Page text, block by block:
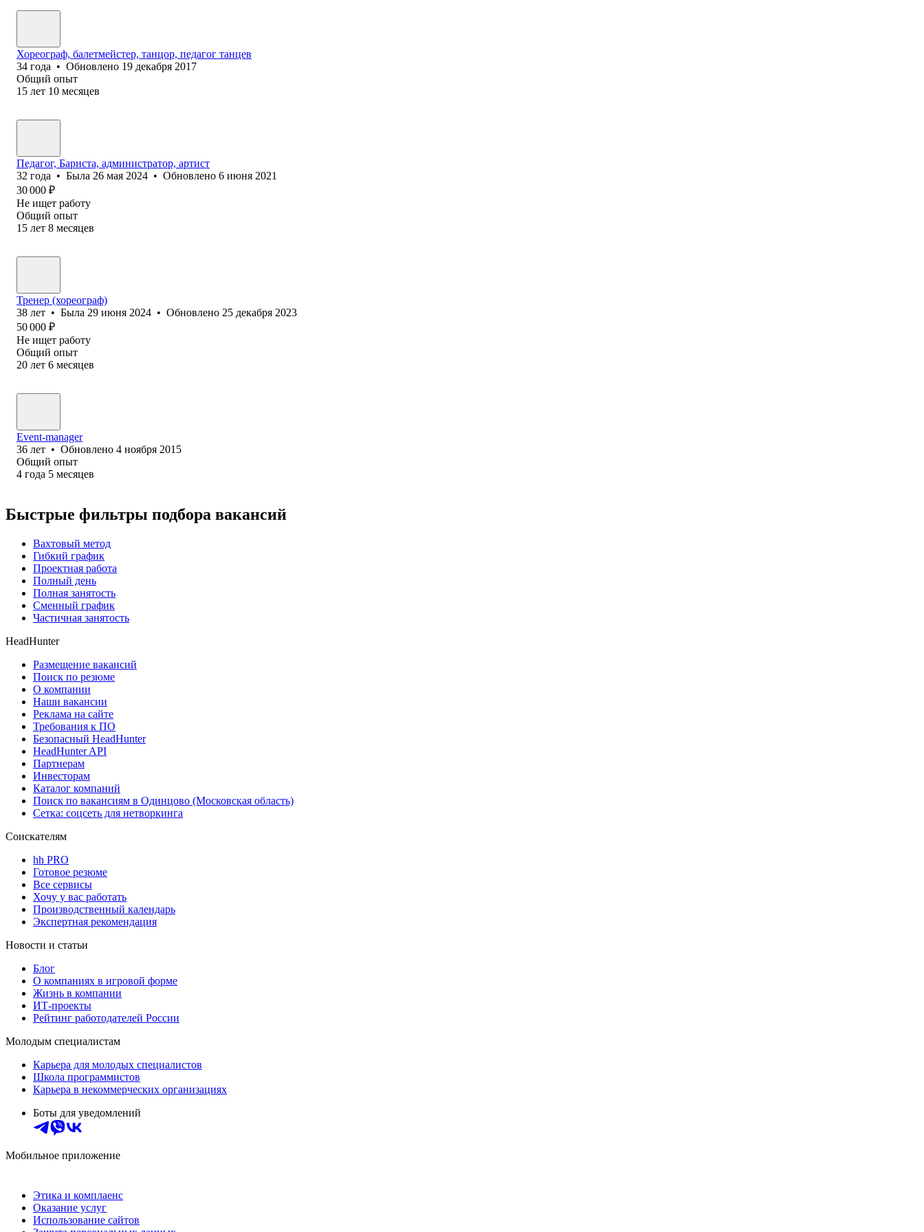
Хореограф, балетмейстер, танцор, педагог танцев
34 года • Обновлено 19 декабря 2017
Общий опыт
15 лет 10 месяцев
Педагог, Бариста, администратор, артист
32 года • Была 26 мая 2024 • Обновлено 6 июня 2021
30 000 ₽
Не ищет работу
Общий опыт
15 лет 8 месяцев
Тренер (хореограф)
38 лет • Была 29 июня 2024 • Обновлено 25 декабря 2023
50 000 ₽
Не ищет работу
Общий опыт
20 лет 6 месяцев
Event-manager
36 лет • Обновлено 4 ноября 2015
Общий опыт
4 года 5 месяцев
Быстрые фильтры подбора вакансий
Вахтовый метод
Гибкий график
Проектная работа
Полный день
Полная занятость
Сменный график
Частичная занятость
HeadHunter
Размещение вакансий
Поиск по резюме
О компании
Наши вакансии
Реклама на сайте
Требования к ПО
Безопасный HeadHunter
HeadHunter API
Партнерам
Инвесторам
Каталог компаний
Поиск по вакансиям в Одинцово (Московская область)
Сетка: соцсеть для нетворкинга
Соискателям
hh PRO
Готовое резюме
Все сервисы
Хочу у вас работать
Производственный календарь
Экспертная рекомендация
Новости и статьи
Блог
О компаниях в игровой форме
Жизнь в компании
ИТ-проекты
Рейтинг работодателей России
Молодым специалистам
Карьера для молодых специалистов
Школа программистов
Карьера в некоммерческих организациях
Боты для уведомлений
Мобильное приложение
Этика и комплаенс
Оказание услуг
Использование сайтов